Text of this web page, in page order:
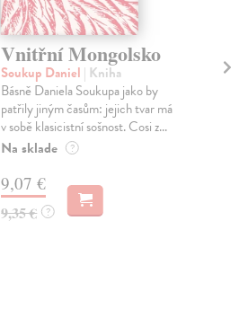
Vnitřní Mongolsko
Soukup Daniel | Kniha
Básně Daniela Soukupa jako by
patřily jiným časům: jejich tvar má
v sobě klasicistní sošnost. Cosi z...
Na sklade ?
9,07 €
9,35 € ?